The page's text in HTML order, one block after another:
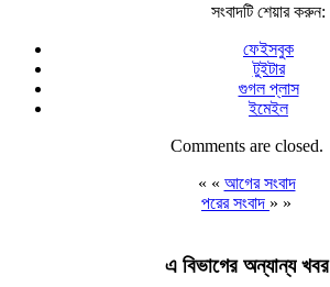
সংবাদটি শেয়ার করুন:
ফেইসবুক
টুইটার
গুগল প্লাস
ইমেইল
Comments are closed.
« « আগের সংবাদ
পরের সংবাদ » »
এ বিভাগের অন্যান্য খবর